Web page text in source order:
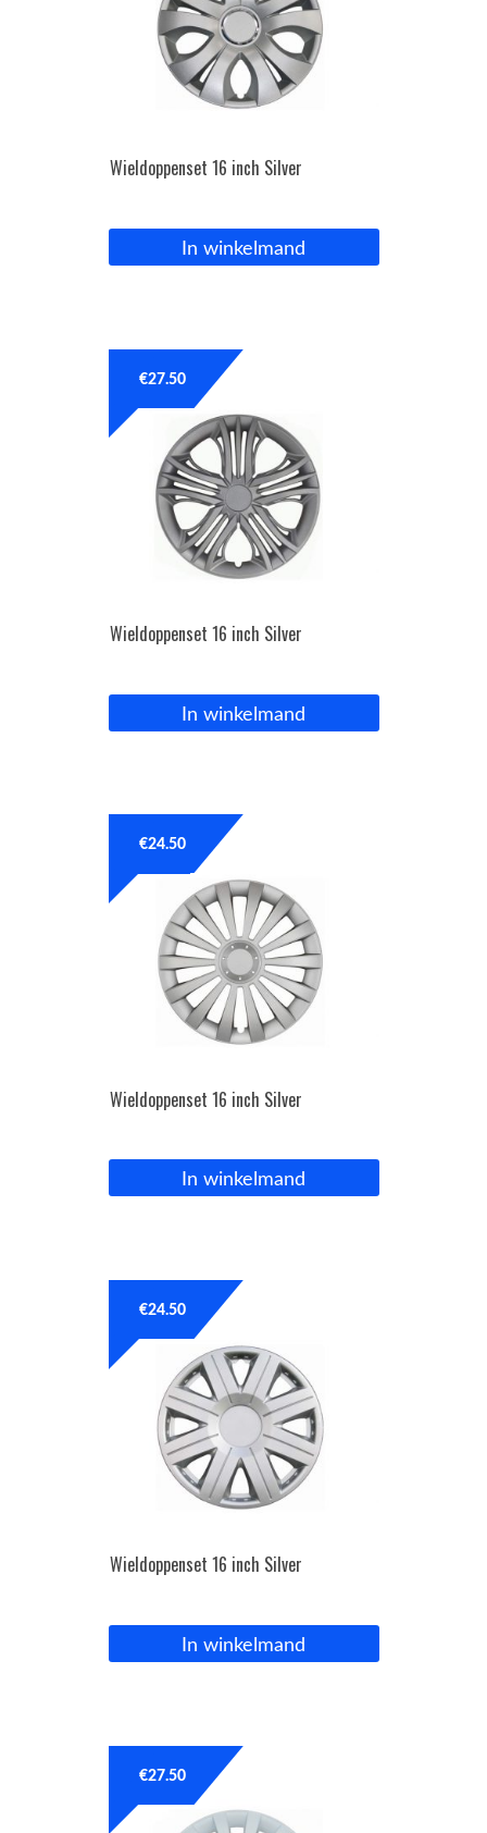
Wieldoppenset 16 inch Silver
In winkelmand
Wieldoppenset 16 inch Silver
€27.50
In winkelmand
Wieldoppenset 16 inch Silver
€24.50
In winkelmand
Wieldoppenset 16 inch Silver
€24.50
In winkelmand
€27.50